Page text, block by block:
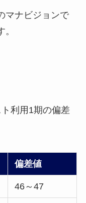
マナビジョンで
利用1期の偏差
偏差値
46～47